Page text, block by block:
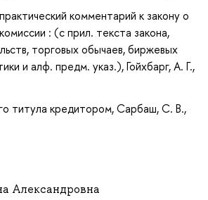
комментарий к закону о
: (с прил. текста закона,
торговых обычаев, биржевых
и алф. предм. указ.), Гойхбарг, А. Г.,
титула кредитором, Сарбаш, С. В.,
Александровна